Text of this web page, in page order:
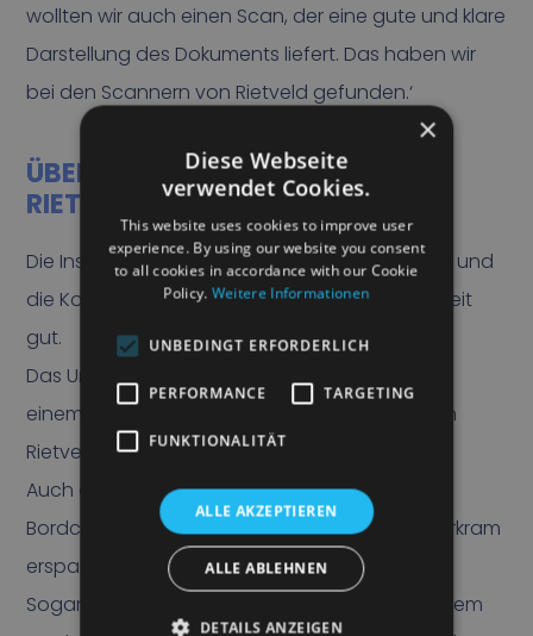
wollten wir auch einen Scan, der eine gute und klare
Darstellung des Dokuments liefert. Das haben wir
bei den Scannern von Rietveld gefunden.‘
ÜBER DIE ZUSAMMENARBEIT MIT
RIETVELD
Die Installation der Systeme verlief reibungslos und
die Kommunikation mit Rietveld war in dieser Zeit
gut.
Das Unternehmen arbeitet nun schon seit fast
einem Jahr mit dem Efficio-Bordcomputer von
Rietveld.
Auch die Fahrer sind von der Nutzung des
Bordcomputers begeistert, zumal er viel Papierkram
erspart.
Sogar die selbständigen Fahrer sind jetzt mit dem
×
Diese Webseite
verwendet Cookies.
This website uses cookies to improve user
experience. By using our website you consent
to all cookies in accordance with our Cookie
Policy.Weitere Informationen
UNBEDINGT ERFORDERLICH
PERFORMANCE TARGETING
FUNKTIONALITÄT
ALLE AKZEPTIEREN
ALLE ABLEHNEN
DETAILS ANZEIGEN